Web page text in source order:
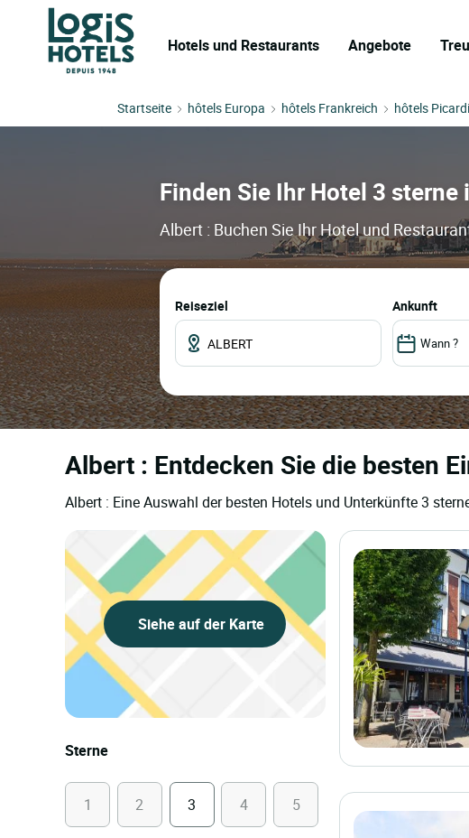
Hotels und Restaurants Angebote
Startseite hôtels Europa hôtels Frankreich hôtels
Finden Sie Ihr Hotel 3
Albert : Buchen Sie Ihr Hotel und
Reiseziel ankunft
Albert : Entdecken Sie die besten
Albert : Eine Auswahl der besten Hotels und Unterkünfte 3
Siehe auf der Karte
Sterne
1 2 3 4 5